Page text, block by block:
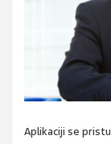
Aplikaciji se